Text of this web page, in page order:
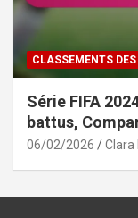
CLASSEMENTS
Série FIFA
battus,
06/02/2026 Clara